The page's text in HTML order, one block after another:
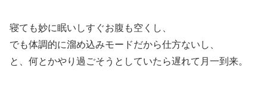
寝ても妙に眠いしすぐお腹も空くし、
でも体調的に溜め込みモードだから仕方ないし、
と、何とかやり過ごそうとしていたら遅れて月一到来。